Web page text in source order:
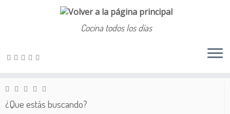
Saltar
Cocina todos los días
¿Que estás buscando?